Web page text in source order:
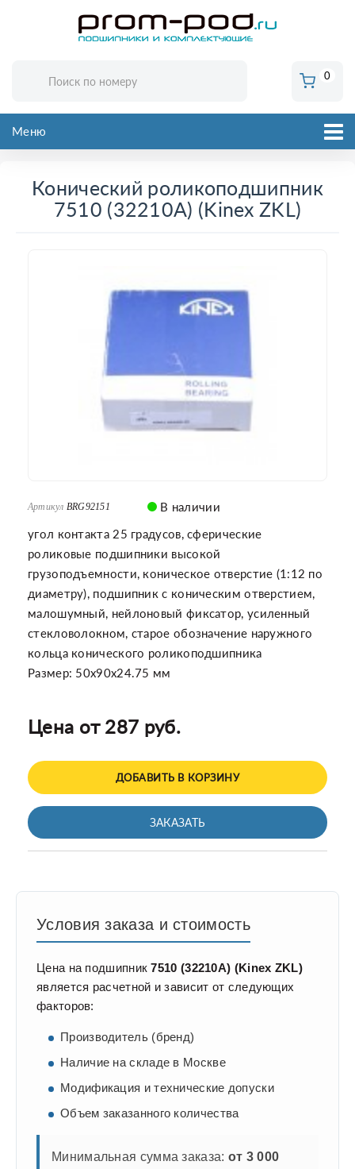
0
Меню
Конический роликоподшипник
7510 (32210A) (Kinex ZKL)
Артикул BRG92151
В наличии
угол контакта 25 градусов, сферические
роликовые подшипники высокой
грузоподъемности, коническое отверстие (1:12 по
диаметру), подшипник с коническим отверстием,
малошумный, нейлоновый фиксатор, усиленный
стекловолокном, старое обозначение наружного
кольца конического роликоподшипника
Размер: 50x90x24.75 мм
Цена от 287 руб.
ДОБАВИТЬ В КОРЗИНУ
ЗАКАЗАТЬ
Условия заказа и стоимость
Цена на подшипник7510 (32210A) (Kinex ZKL)
является расчетной и зависит от следующих
факторов:
Производитель (бренд)
Наличие на складе в Москве
Модификация и технические допуски
Объем заказанного количества
Минимальная сумма заказа: от 3 000